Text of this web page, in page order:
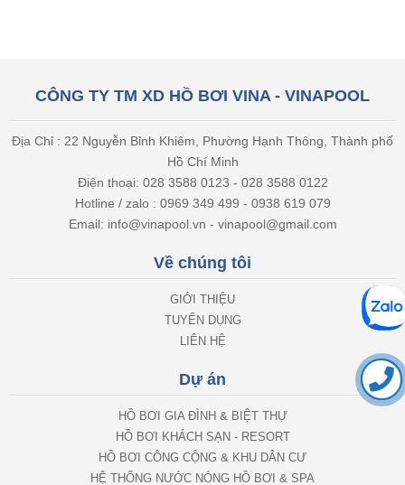
CÔNG TY TM XD HỒ BƠI VINA - VINAPOOL
Địa Chỉ : 22 Nguyễn Bỉnh Khiêm, Phường Hạnh Thông, Thành phố
Hồ Chí Minh
Điện thoại: 028 3588 0123 - 028 3588 0122
Hotline / zalo : 0969 349 499 - 0938 619 079
Email: info@vinapool.vn - vinapool@gmail.com
Về chúng tôi
GIỚI THIỆU
TUYỂN DỤNG
LIÊN HỆ
Dự án
HỒ BƠI GIA ĐÌNH & BIỆT THỰ
HỒ BƠI KHÁCH SẠN - RESORT
HỒ BƠI CÔNG CỘNG & KHU DÂN CƯ
HỆ THỐNG NƯỚC NÓNG HỒ BƠI & SPA